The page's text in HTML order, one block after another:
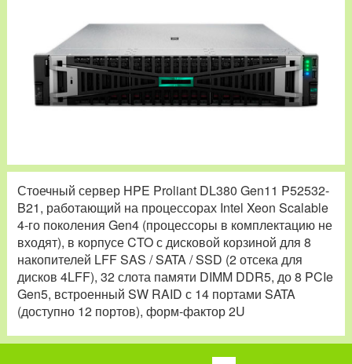
Стоечный сервер HPE Proliant DL380 Gen11 P52532-
B21, работающий на процессорах Intel Xeon Scalable
4-го поколения Gen4 (процессоры в комплектацию не
входят), в корпусе CTO с дисковой корзиной для 8
накопителей LFF SAS / SATA / SSD (2 отсека для
дисков 4LFF), 32 слота памяти DIMM DDR5, до 8 PCIe
Gen5, встроенный SW RAID с 14 портами SATA
(доступно 12 портов), форм-фактор 2U